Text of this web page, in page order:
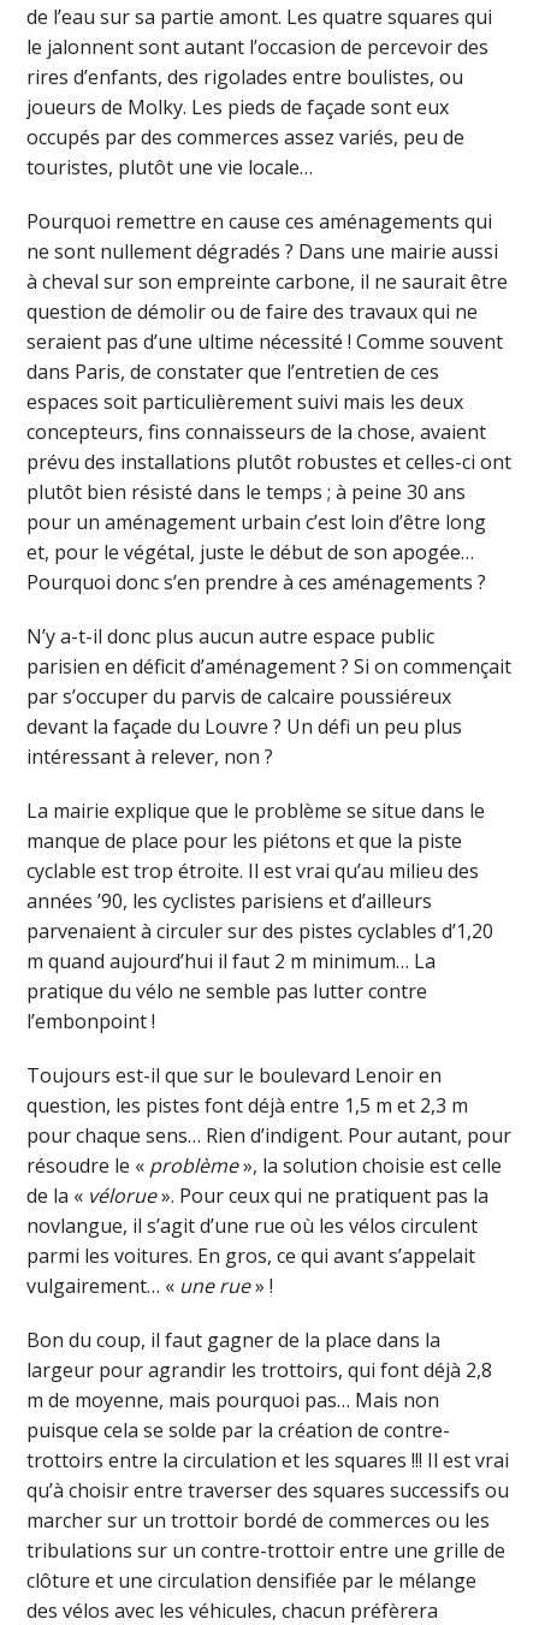
de l’eau sur sa partie amont. Les quatre squares qui
le jalonnent sont autant l’occasion de percevoir des
rires d’enfants, des rigolades entre boulistes, ou
joueurs de Molky. Les pieds de façade sont eux
occupés par des commerces assez variés, peu de
touristes, plutôt une vie locale…
Pourquoi remettre en cause ces aménagements qui
ne sont nullement dégradés ? Dans une mairie aussi
à cheval sur son empreinte carbone, il ne saurait être
question de démolir ou de faire des travaux qui ne
seraient pas d’une ultime nécessité ! Comme souvent
dans Paris, de constater que l’entretien de ces
espaces soit particulièrement suivi mais les deux
concepteurs, fins connaisseurs de la chose, avaient
prévu des installations plutôt robustes et celles-ci ont
plutôt bien résisté dans le temps ; à peine 30 ans
pour un aménagement urbain c’est loin d’être long
et, pour le végétal, juste le début de son apogée…
Pourquoi donc s’en prendre à ces aménagements ?
N’y a-t-il donc plus aucun autre espace public
parisien en déficit d’aménagement ? Si on commençait
par s’occuper du parvis de calcaire poussiéreux
devant la façade du Louvre ? Un défi un peu plus
intéressant à relever, non ?
La mairie explique que le problème se situe dans le
manque de place pour les piétons et que la piste
cyclable est trop étroite. Il est vrai qu’au milieu des
années ’90, les cyclistes parisiens et d’ailleurs
parvenaient à circuler sur des pistes cyclables d’1,20
m quand aujourd’hui il faut 2 m minimum… La
pratique du vélo ne semble pas lutter contre
l’embonpoint !
Toujours est-il que sur le boulevard Lenoir en
question, les pistes font déjà entre 1,5 m et 2,3 m
pour chaque sens… Rien d’indigent. Pour autant, pour
résoudre le « problème», la solution choisie est celle
de la « vélorue». Pour ceux qui ne pratiquent pas la
novlangue, il s’agit d’une rue où les vélos circulent
parmi les voitures. En gros, ce qui avant s’appelait
vulgairement… « une rue» !
Bon du coup, il faut gagner de la place dans la
largeur pour agrandir les trottoirs, qui font déjà 2,8
m de moyenne, mais pourquoi pas… Mais non
puisque cela se solde par la création de contre-
trottoirs entre la circulation et les squares !!! Il est vrai
qu’à choisir entre traverser des squares successifs ou
marcher sur un trottoir bordé de commerces ou les
tribulations sur un contre-trottoir entre une grille de
clôture et une circulation densifiée par le mélange
des vélos avec les véhicules, chacun préfèrera